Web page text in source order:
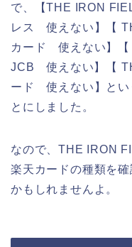
で、【THE IRON
レス 使えない】【
カード 使えない】
JCB 使えない】【
ード 使えない】とい
とにしました。
なので、THE IRON
楽天カードの種類を
かもしれませんよ。